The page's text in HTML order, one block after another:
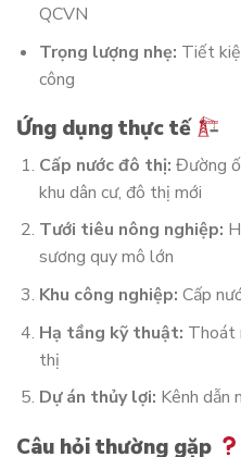
QCVN
Trọng lượng nhẹ: Tiết
công
Ứng dụng thực tế
Cấp nước đô thị: Đường
khu dân cư, đô thị mới
Tưới tiêu nông nghiệp:
sương quy mô lớn
Khu công nghiệp: Cấp
Hạ tầng kỹ thuật: Thoát
thị
Dự án thủy lợi: Kênh dẫn
Câu hỏi thường gặp